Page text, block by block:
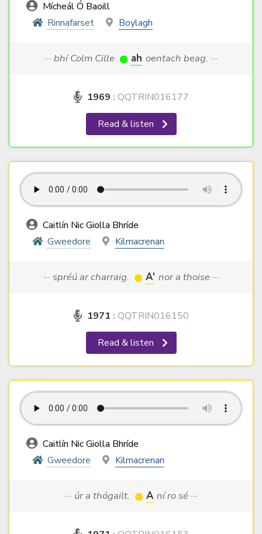
Mícheál Ó Baoill
Rinnafarset
Boylagh
··· bhí Colm Cille ah oentach beag. ···
1969 : QQTRIN016177
Read & listen
Caitlín Nic Giolla Bhríde
Gweedore
Kilmacrenan
··· spréú ar charraig. A' nor a thoise ···
1971 : QQTRIN016150
Read & listen
Caitlín Nic Giolla Bhríde
Gweedore
Kilmacrenan
··· úr a thógailt. A ní ro sé ···